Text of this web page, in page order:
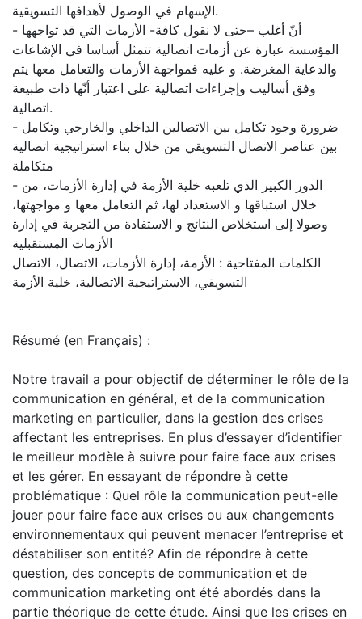
الإسهام في الوصول لأهدافها التسويقية.
- أنّ أغلب –حتى لا نقول كافة- الأزمات التي قد تواجهها
المؤسسة عبارة عن أزمات اتصالية تتمثل أساسا في الإشاعات
والدعاية المغرضة. و عليه فمواجهة الأزمات والتعامل معها يتم
وفق أساليب وإجراءات اتصالية على اعتبار أنّها ذات طبيعة
اتصالية.
- ضرورة وجود تكامل بين الاتصالين الداخلي والخارجي وتكامل
بين عناصر الاتصال التسويقي من خلال بناء استراتيجية اتصالية
متكاملة
- الدور الكبير الذي تلعبه خلية الأزمة في إدارة الأزمات، من
خلال استباقها و الاستعداد لها، ثم التعامل معها و مواجهتها،
وصولا إلى استخلاص النتائج و الاستفادة من التجربة في إدارة
الأزمات المستقبلية
الكلمات المفتاحية : الأزمة، إدارة الأزمات، الاتصال، الاتصال
التسويقي، الاستراتيجية الاتصالية، خلية الأزمة
Résumé (en Français) :
Notre travail a pour objectif de déterminer le rôle de la
communication en général, et de la communication
marketing en particulier, dans la gestion des crises
affectant les entreprises. En plus d’essayer d’identifier
le meilleur modèle à suivre pour faire face aux crises
et les gérer. En essayant de répondre à cette
problématique : Quel rôle la communication peut-elle
jouer pour faire face aux crises ou aux changements
environnementaux qui peuvent menacer l’entreprise et
déstabiliser son entité? Afin de répondre à cette
question, des concepts de communication et de
communication marketing ont été abordés dans la
partie théorique de cette étude. Ainsi que les crises en